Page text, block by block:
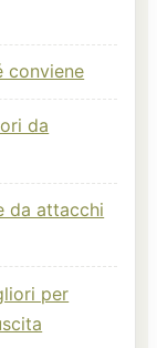
conviene
da
da attacchi
per